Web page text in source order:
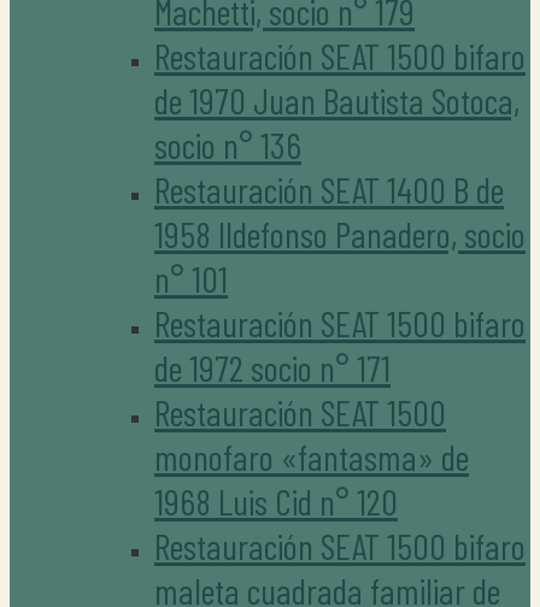
Machetti, socio n° 179
Restauración SEAT 1500 bifaro
de 1970 Juan Bautista Sotoca,
socio n° 136
Restauración SEAT 1400 B de
1958 Ildefonso Panadero, socio
n° 101
Restauración SEAT 1500 bifaro
de 1972 socio n° 171
Restauración SEAT 1500
monofaro «fantasma» de
1968 Luis Cid n° 120
Restauración SEAT 1500 bifaro
maleta cuadrada familiar de